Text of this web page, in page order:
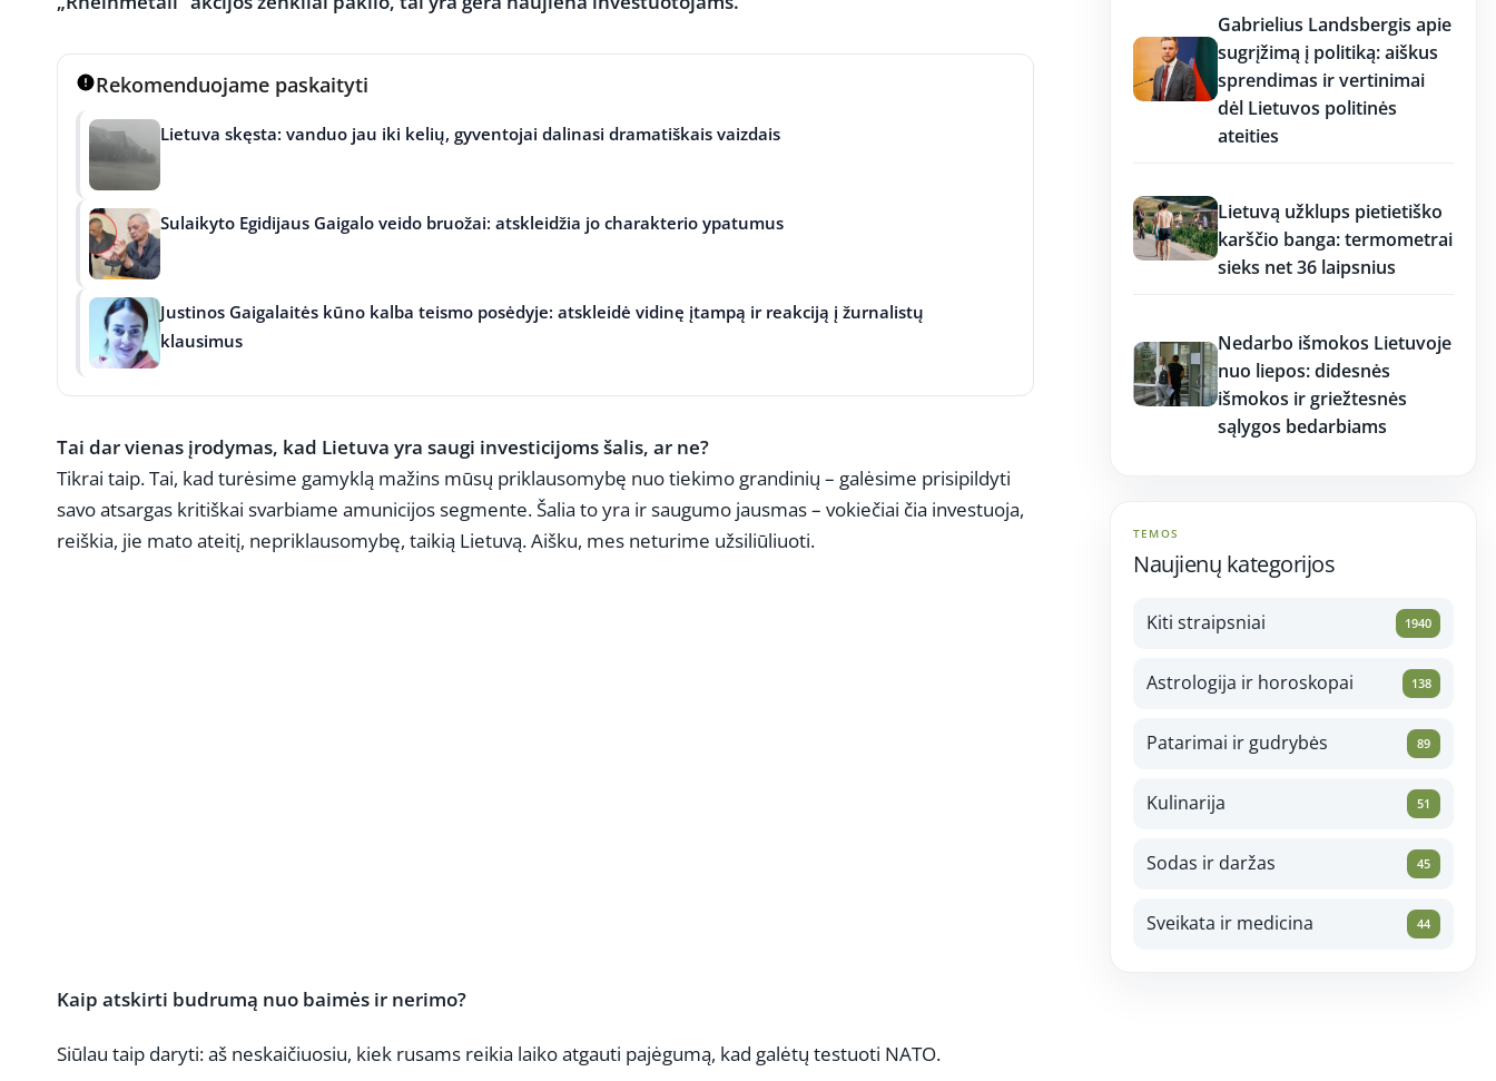
Rekomenduojame paskaityti
Lietuva skęsta: vanduo jau iki kelių, gyventojai dalinasi dramatiškais vaizdais
Sulaikyto Egidijaus Gaigalo veido bruožai: atskleidžia jo charakterio ypatumus
Justinos Gaigalaitės kūno kalba teismo posėdyje: atskleidė vidinę įtampą ir reakciją į žurnalistų
klausimus
Tai dar vienas įrodymas, kad Lietuva yra saugi investicijoms šalis, ar ne?
Tikrai taip. Tai, kad turėsime gamyklą mažins mūsų priklausomybę nuo tiekimo grandinių – galėsime prisipildyti
savo atsargas kritiškai svarbiame amunicijos segmente. Šalia to yra ir saugumo jausmas – vokiečiai čia investuoja,
reiškia, jie mato ateitį, nepriklausomybę, taikią Lietuvą. Aišku, mes neturime užsiliūliuoti.
Kaip atskirti budrumą nuo baimės ir nerimo?
Siūlau taip daryti: aš neskaičiuosiu, kiek rusams reikia laiko atgauti pajėgumą, kad galėtų testuoti NATO.
Gabrielius Landsbergis apie
sugrįžimą į politiką: aiškus
sprendimas ir vertinimai
dėl Lietuvos politinės
ateities
Lietuvą užklups pietietiško
karščio banga: termometrai
sieks net 36 laipsnius
Nedarbo išmokos Lietuvoje
nuo liepos: didesnės
išmokos ir griežtesnės
sąlygos bedarbiams
TEMOS
Naujienų kategorijos
Kiti straipsniai 1940
Astrologija ir horoskopai 138
Patarimai ir gudrybės 89
Kulinarija 51
Sodas ir daržas 45
Sveikata ir medicina 44